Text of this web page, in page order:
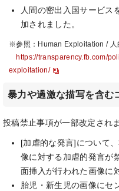
人間の密出入国サービス
加されました。
※参照：Human Exploitation / 人
https://transparency.fb.com/
exploitation/
暴力や過激な描写を含む
投稿禁止事項が一部改定され
[加虐的な発言]について
像に対する加虐的発言が
面挿入が行われた画像に
胎児・新生児の画像にセ